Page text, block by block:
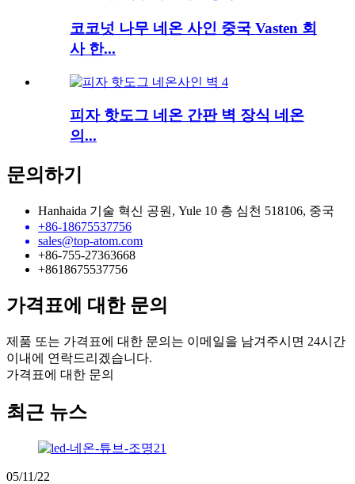
코코넛 나무 네온 사인 중국 Vasten 회
사 한...
피자 핫도그 네온 간판 벽 장식 네온
의...
문의하기
Hanhaida 기술 혁신 공원, Yule 10 층 심천 518106, 중국
+86-18675537756
sales@top-atom.com
+86-755-27363668
+8618675537756
가격표에 대한 문의
제품 또는 가격표에 대한 문의는 이메일을 남겨주시면 24시간
이내에 연락드리겠습니다.
가격표에 대한 문의
최근 뉴스
05/11/22